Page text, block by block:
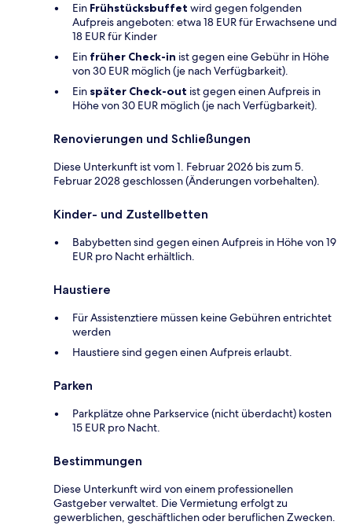
Ein Frühstücksbuffet wird gegen folgenden
Aufpreis angeboten: etwa 18 EUR für Erwachsene und
18 EUR für Kinder
Ein früher Check-in ist gegen eine Gebühr in Höhe
von 30 EUR möglich (je nach Verfügbarkeit).
Ein später Check-out ist gegen einen Aufpreis in
Höhe von 30 EUR möglich (je nach Verfügbarkeit).
Renovierungen und Schließungen
Diese Unterkunft ist vom 1. Februar 2026 bis zum 5.
Februar 2028 geschlossen (Änderungen vorbehalten).
Kinder- und Zustellbetten
Babybetten sind gegen einen Aufpreis in Höhe von 19
EUR pro Nacht erhältlich.
Haustiere
Für Assistenztiere müssen keine Gebühren entrichtet
werden
Haustiere sind gegen einen Aufpreis erlaubt.
Parken
Parkplätze ohne Parkservice (nicht überdacht) kosten
15 EUR pro Nacht.
Bestimmungen
Diese Unterkunft wird von einem professionellen
Gastgeber verwaltet. Die Vermietung erfolgt zu
gewerblichen, geschäftlichen oder beruflichen Zwecken.